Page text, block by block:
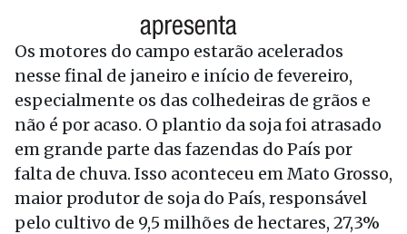
Os motores do campo estarão acelerados
nesse final de janeiro e início de fevereiro,
especialmente os das colhedeiras de grãos e
não é por acaso. O plantio da soja foi atrasado
em grande parte das fazendas do País por
falta de chuva. Isso aconteceu em Mato Grosso,
maior produtor de soja do País, responsável
pelo cultivo de 9,5 milhões de hectares, 27,3%